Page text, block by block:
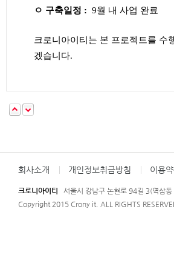
​ㅇ 구축일정 : 9월 내 사업 완료
크로니아이티는 본 프로젝트를 수
겠습니다.
회사소개 개인정보취급방침 이용
크로니아이티
서울시 강남구 논현로 94길 3(역삼
Copyright 2015 Crony it. ALL RIGHTS